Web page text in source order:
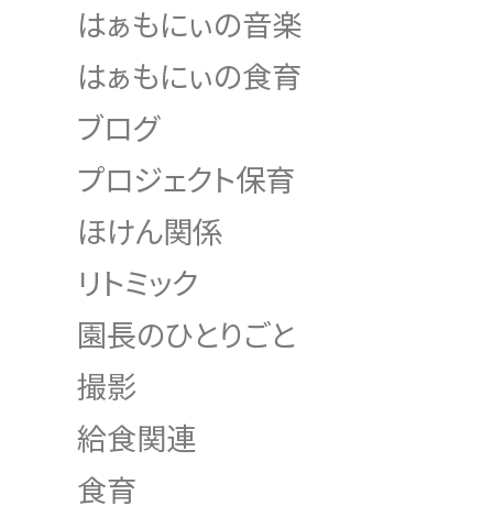
はぁもにぃの音楽
はぁもにぃの食育
ブログ
プロジェクト保育
ほけん関係
リトミック
園長のひとりごと
撮影
給食関連
食育